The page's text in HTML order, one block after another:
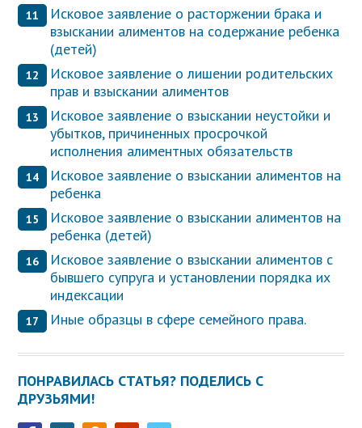
Исковое заявление о расторжении брака и
взыскании алиментов на содержание ребенка
(детей)
Исковое заявление о лишении родительских
прав и взыскании алиментов
Исковое заявление о взыскании неустойки и
убытков, причиненных просрочкой
исполнения алиментных обязательств
Исковое заявление о взыскании алиментов на
ребенка
Исковое заявление о взыскании алиментов на
ребенка (детей)
Исковое заявление о взыскании алиментов с
бывшего супруга и установлении порядка их
индексации
Иные образцы в сфере семейного права.
ПОНРАВИЛАСЬ СТАТЬЯ? ПОДЕЛИСЬ С
ДРУЗЬЯМИ!